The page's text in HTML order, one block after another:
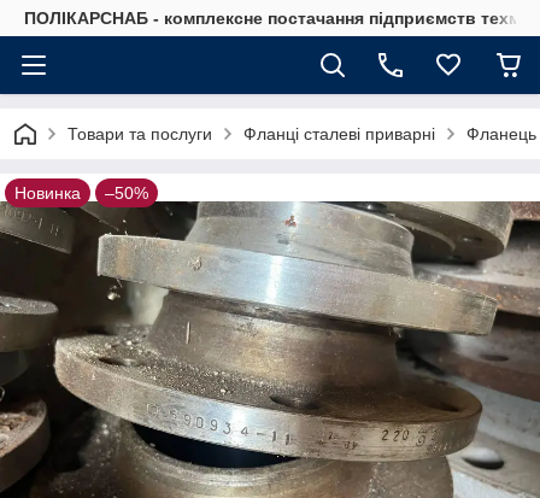
ПОЛІКАРСНАБ - комплексне постачання підприємств
Товари та послуги Фланці сталеві приварні Фланець
Новинка –50%